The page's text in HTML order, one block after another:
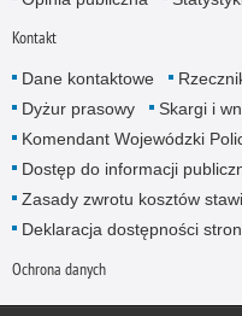
Kontakt
Dane kontaktowe
Dyżur prasowy
Skargi i
Komendant Wojewódzki
Dostęp do informacji
Zasady zwrotu kosztów
Deklaracja dostępności
Ochrona danych